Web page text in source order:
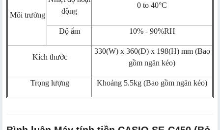
Môi trường
động
0 to 40°C
Độ ẩm 10% - 90%RH
Kích thước
330(W) x 360(D) x 198(H) mm (Bao
gồm ngăn kéo)
Trọng lượng Khoảng 5.5kg (Bao gồm ngăn kéo)